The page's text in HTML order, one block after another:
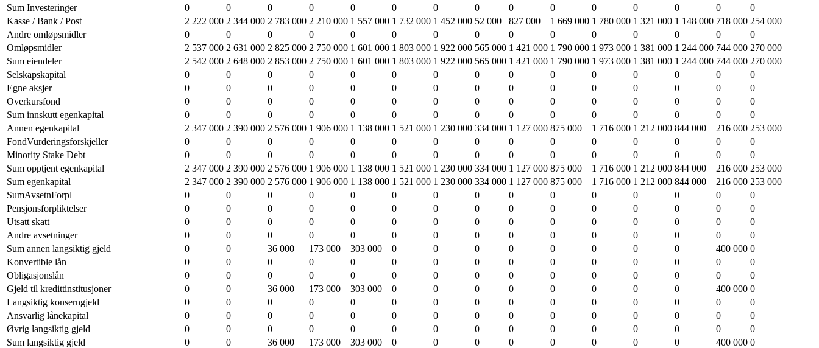
Sum Investeringer
0 0 0 0 0 0 0 0 0 0 0 0 0 0
0
Kasse / Bank / Post
2 222 000 2 344 000 2 783 000 2 210 000 1 557 000 1 732 000 1 452 000 52 000 827 000 1 669 000 1 780 000 1 321 000 1 148 000 718 000 254 000
Andre omløpsmidler
0 0 0 0 0 0 0 0 0 0 0 0 0 0
0
Omløpsmidler
2 537 000 2 631 000 2 825 000 2 750 000 1 601 000 1 803 000 1 922 000 565 000 1 421 000 1 790 000 1 973 000 1 381 000 1 244 000 744 000 270 000
Sum eiendeler
2 542 000 2 648 000 2 853 000 2 750 000 1 601 000 1 803 000 1 922 000 565 000 1 421 000 1 790 000 1 973 000 1 381 000 1 244 000 744 000 270 000
Selskapskapital
0 0 0 0 0 0 0 0 0 0 0 0 0 0
0
Egne aksjer
0 0 0 0 0 0 0 0 0 0 0 0 0 0
0
Overkursfond
0 0 0 0 0 0 0 0 0 0 0 0 0 0
0
Sum innskutt egenkapital
0 0 0 0 0 0 0 0 0 0 0 0 0 0
0
Annen egenkapital
2 347 000 2 390 000 2 576 000 1 906 000 1 138 000 1 521 000 1 230 000 334 000 1 127 000 875 000 1 716 000 1 212 000 844 000 216 000 253 000
FondVurderingsforskjeller
0 0 0 0 0 0 0 0 0 0 0 0 0 0
0
Minority Stake Debt
0 0 0 0 0 0 0 0 0 0 0 0 0 0
0
Sum opptjent egenkapital
2 347 000 2 390 000 2 576 000 1 906 000 1 138 000 1 521 000 1 230 000 334 000 1 127 000 875 000 1 716 000 1 212 000 844 000 216 000 253 000
Sum egenkapital
2 347 000 2 390 000 2 576 000 1 906 000 1 138 000 1 521 000 1 230 000 334 000 1 127 000 875 000 1 716 000 1 212 000 844 000 216 000 253 000
SumAvsetnForpl
0 0 0 0 0 0 0 0 0 0 0 0 0 0
0
Pensjonsforpliktelser
0 0 0 0 0 0 0 0 0 0 0 0 0 0
0
Utsatt skatt
0 0 0 0 0 0 0 0 0 0 0 0 0 0
0
Andre avsetninger
0 0 0 0 0 0 0 0 0 0 0 0 0 0
0
Sum annen langsiktig gjeld
0 0 36 000 173 000 303 000 0 0 0 0 0 0 0 0 400 000 0
Konvertible lån
0 0 0 0 0 0 0 0 0 0 0 0 0 0
0
Obligasjonslån
0 0 0 0 0 0 0 0 0 0 0 0 0 0
0
Gjeld til kredittinstitusjoner
0 0 36 000 173 000 303 000 0 0 0 0 0 0 0 0 400 000 0
Langsiktig konserngjeld
0 0 0 0 0 0 0 0 0 0 0 0 0 0
0
Ansvarlig lånekapital
0 0 0 0 0 0 0 0 0 0 0 0 0 0
0
Øvrig langsiktig gjeld
0 0 0 0 0 0 0 0 0 0 0 0 0 0
0
Sum langsiktig gjeld
0 0 36 000 173 000 303 000 0 0 0 0 0 0 0 0 400 000 0